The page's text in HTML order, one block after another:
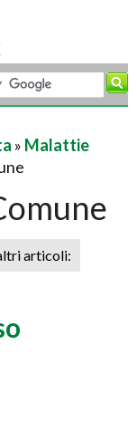
» Malattie
articoli: